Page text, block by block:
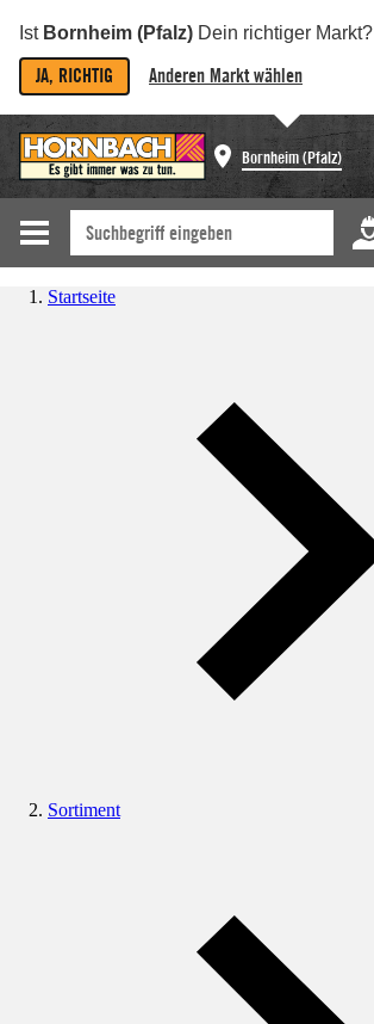
Ist Bornheim (Pfalz) Dein richtiger Markt?
JA, RICHTIG Anderen Markt wählen
Bornheim (Pfalz)
Startseite
Sortiment